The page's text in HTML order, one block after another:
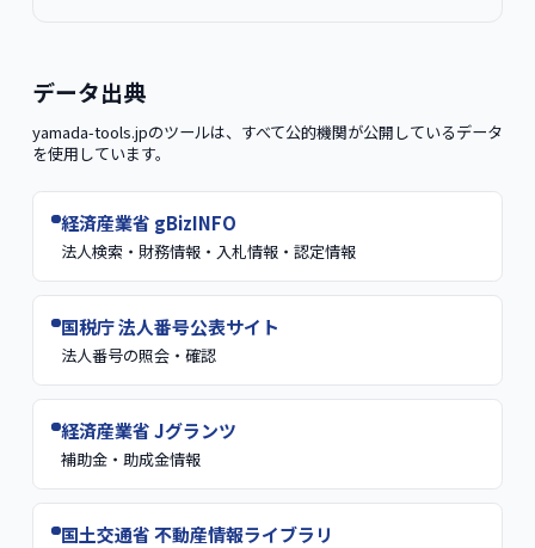
データ出典
yamada-tools.jpのツールは、すべて公的機関が公開しているデータ
を使用しています。
経済産業省 gBizINFO
法人検索・財務情報・入札情報・認定情報
国税庁 法人番号公表サイト
法人番号の照会・確認
経済産業省 Jグランツ
補助金・助成金情報
国土交通省 不動産情報ライブラリ